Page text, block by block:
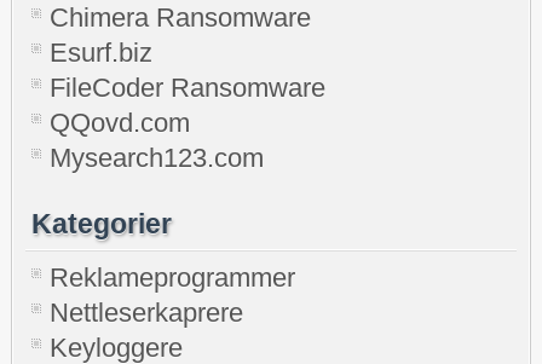
Chimera Ransomware
Esurf.biz
FileCoder Ransomware
QQovd.com
Mysearch123.com
Kategorier
Reklameprogrammer
Nettleserkaprere
Keyloggere